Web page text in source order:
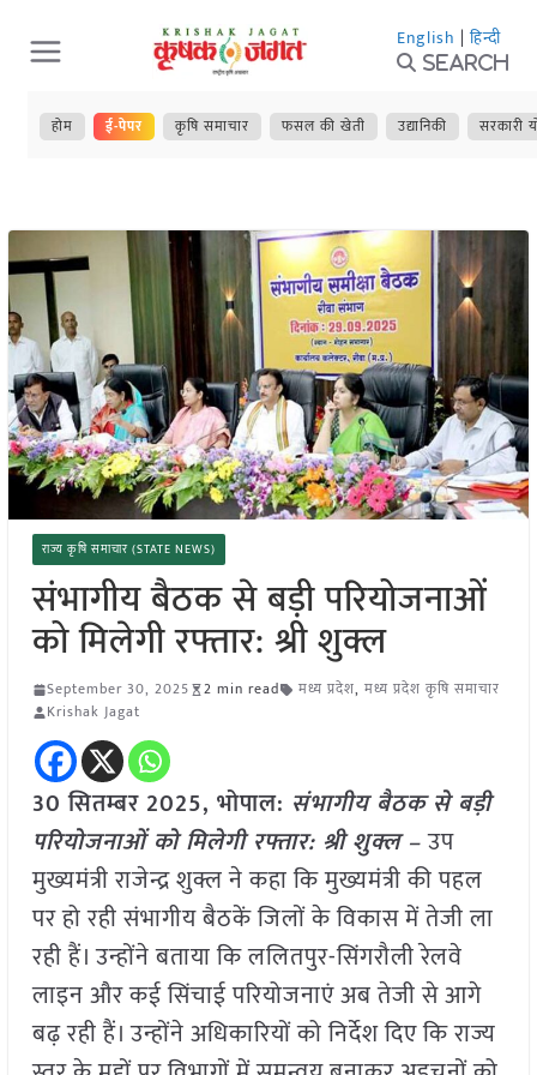
Skip
to
content
English | हिन्दी
Search
होम ई-पेपर कृषि समाचार फसल की खेती उद्यानिकी सरकारी
राज्य कृषि समाचार (STATE NEWS)
संभागीय बैठक से बड़ी परियोजनाओं
को मिलेगी रफ्तार: श्री शुक्ल
September 30, 2025 2 min read मध्य प्रदेश, मध्य प्रदेश कृषि समाचार
Krishak Jagat
30 सितम्बर 2025, भोपाल: संभागीय बैठक से बड़ी
परियोजनाओं को मिलेगी रफ्तार: श्री शुक्ल –उप
मुख्यमंत्री राजेन्द्र शुक्ल ने कहा कि मुख्यमंत्री की पहल
पर हो रही संभागीय बैठकें जिलों के विकास में तेजी ला
रही हैं। उन्होंने बताया कि ललितपुर-सिंगरौली रेलवे
लाइन और कई सिंचाई परियोजनाएं अब तेजी से आगे
बढ़ रही हैं। उन्होंने अधिकारियों को निर्देश दिए कि राज्य